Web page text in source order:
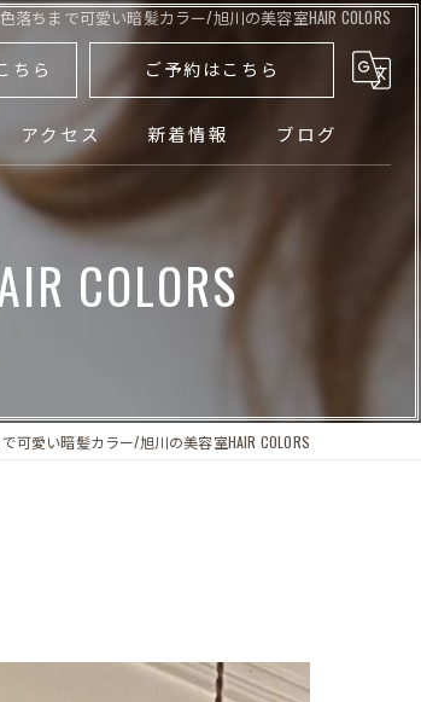
色落ちまで可愛い暗髪カラー/旭川の美容室HAIR COLORS
ちら ご予約はこちら
アクセス 新着情報 ブログ
COLORS
可愛い暗髪カラー/旭川の美容室HAIR COLORS